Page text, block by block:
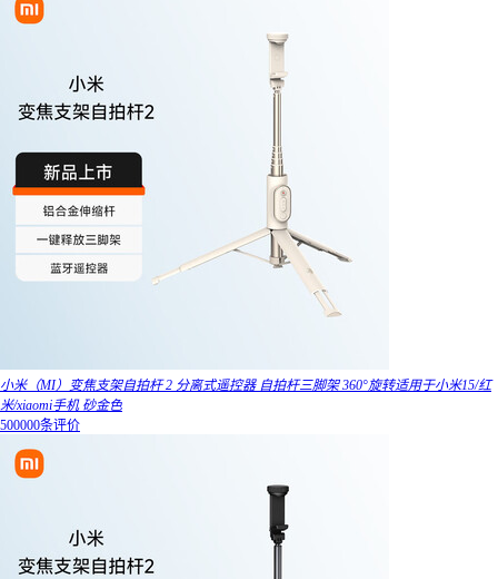
小米（MI）变焦支架自拍杆 2 分离式遥控器 自拍杆三脚架 360°旋转适用于小米15/红
米/xiaomi手机 砂金色
500000条评价